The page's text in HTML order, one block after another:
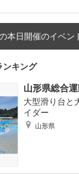
本日開催のイベン
ンキング
山形県総合
大型滑り台と
イダー
山形県